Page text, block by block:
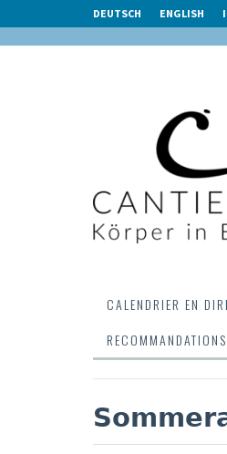
DEUTSCH ENGLISH
CALENDRIER EN